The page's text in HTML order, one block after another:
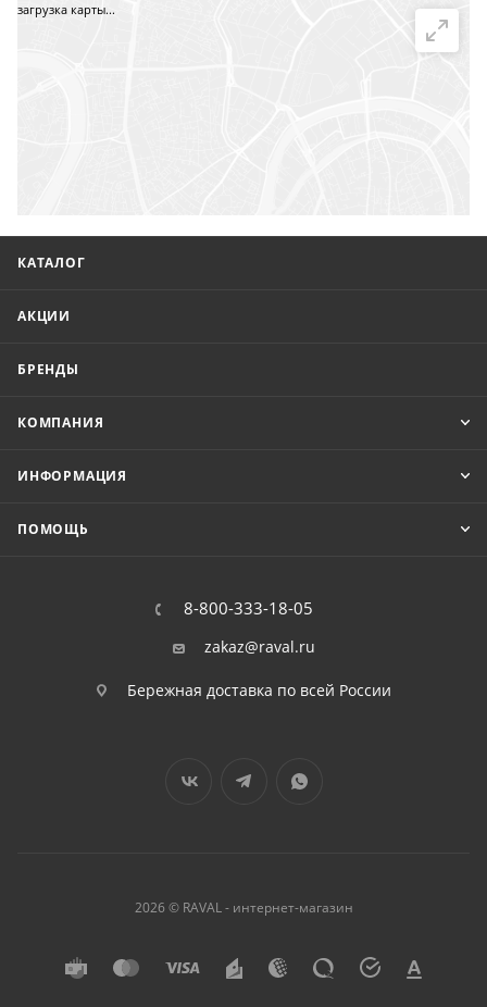
загрузка карты...
КАТАЛОГ
АКЦИИ
БРЕНДЫ
КОМПАНИЯ
ИНФОРМАЦИЯ
ПОМОЩЬ
8-800-333-18-05
zakaz@raval.ru
Бережная доставка по всей России
2026 © RAVAL - интернет-магазин